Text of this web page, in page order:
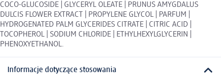
COCO-GLUCOSIDE | GLYCERYL OLEATE | PRUNUS AMYGDALUS
DULCIS FLOWER EXTRACT | PROPYLENE GLYCOL | PARFUM |
HYDROGENATED PALM GLYCERIDES CITRATE | CITRIC ACID |
TOCOPHEROL | SODIUM CHLORIDE | ETHYLHEXYLGLYCERIN |
PHENOXYETHANOL.
Informacje dotyczące stosowania